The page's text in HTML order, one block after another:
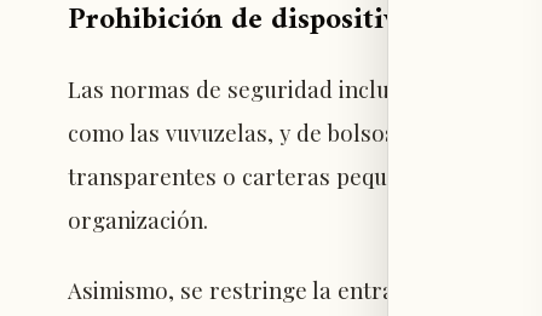
Prohibición de dispositivos y
Las normas de seguridad incluyen la
como las vuvuzelas, y de bolsos grandes o
transparentes o carteras pequeñas que
organización.
Asimismo, se restringe la entrada de